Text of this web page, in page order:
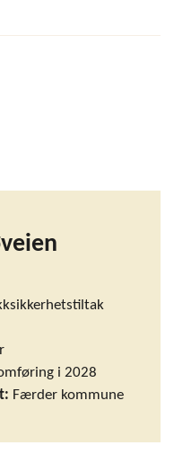
i 2028
Færder kommune